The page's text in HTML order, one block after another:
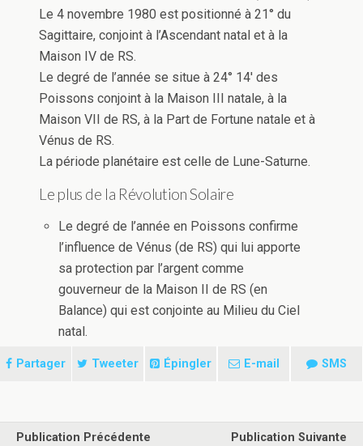
Le 4 novembre 1980 est positionné à 21° du
Sagittaire, conjoint à l’Ascendant natal et à la
Maison IV de RS.
Le degré de l’année se situe à 24° 14′ des
Poissons conjoint à la Maison III natale, à la
Maison VII de RS, à la Part de Fortune natale et à
Vénus de RS.
La période planétaire est celle de Lune-Saturne.
Le plus de la Révolution Solaire
Le degré de l’année en Poissons confirme
l’influence de Vénus (de RS) qui lui apporte
sa protection par l’argent comme
gouverneur de la Maison II de RS (en
Balance) qui est conjointe au Milieu du Ciel
natal.
Partager Tweeter Épingler E-mail SMS
Publication Précédente Publication Suivante